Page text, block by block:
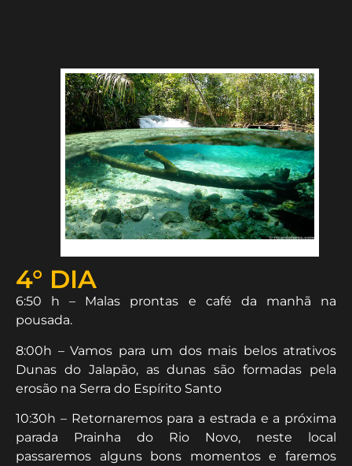
4° DIA
6:50 h – Malas prontas e café da manhã na
pousada.
8:00h – Vamos para um dos mais belos atrativos
Dunas do Jalapão, as dunas são formadas pela
erosão na Serra do Espírito Santo
10:30h – Retornaremos para a estrada e a próxima
parada Prainha do Rio Novo, neste local
passaremos alguns bons momentos e faremos